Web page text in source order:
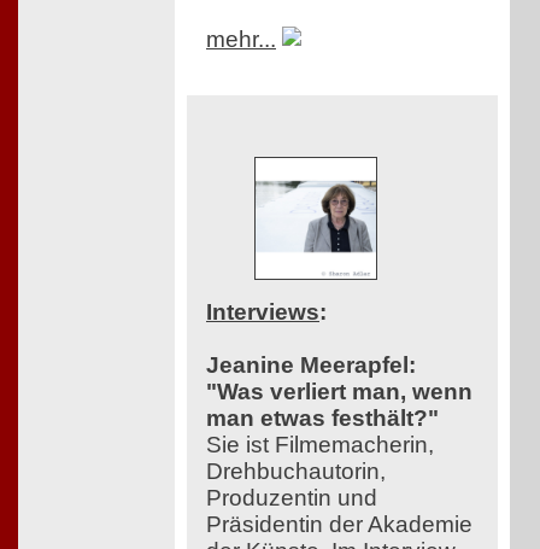
mehr...
Interviews:
Jeanine Meerapfel:
"Was verliert man, wenn
man etwas festhält?"
Sie ist Filmemacherin,
Drehbuchautorin,
Produzentin und
Präsidentin der Akademie